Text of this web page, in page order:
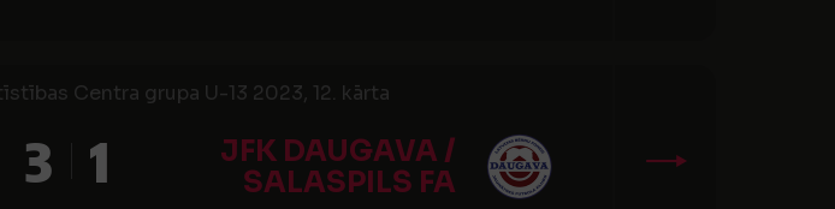
Centra grupa U-13 2023, 12. kārta
3
JFK DAUGAVA /
SALASPILS FA
1